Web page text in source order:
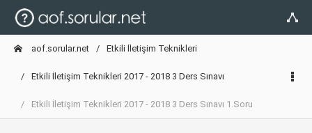
aof.sorular.net Etkili İletişim Teknikleri
Etkili İletişim Teknikleri 2017 - 2018 3 Ders Sınavı
Etkili İletişim Teknikleri 2017 - 2018 3 Ders Sınavı 1.Soru